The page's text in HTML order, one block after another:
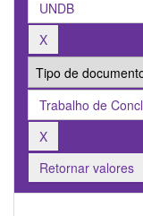
Retornar valores